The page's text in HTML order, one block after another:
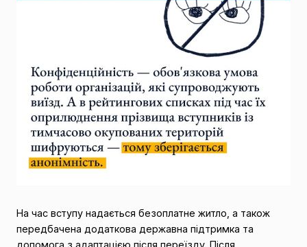
На час вступу надається безоплатне житло, а також
передбачена додаткова державна підтримка та
допомога з адаптацією після переїзду. Після